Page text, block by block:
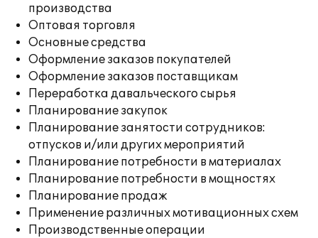
производства
Оптовая торговля
Основные средства
Оформление заказов покупателей
Оформление заказов поставщикам
Переработка давальческого сырья
Планирование закупок
Планирование занятости сотрудников:
отпусков и/или других мероприятий
Планирование потребности в материалах
Планирование потребности в мощностях
Планирование продаж
Применение различных мотивационных схем
Производственные операции